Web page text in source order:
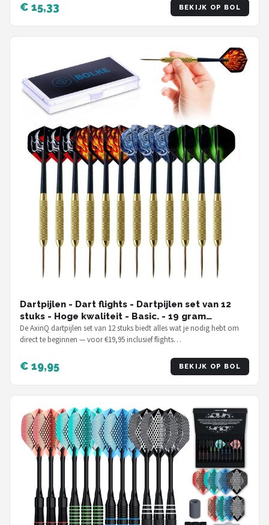
€ 15,33 BEKIJK OP BOL
Dartpijlen - Dart flights - Dartpijlen set van 12
stuks - Hoge kwaliteit - Basic. - 19 gram
dartpijlen
De AxinQ dartpijlen set van 12 stuks biedt alles wat je nodig hebt om
direct te beginnen — voor €19,95 inclusief flights…
€ 19,95 BEKIJK OP BOL